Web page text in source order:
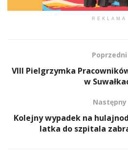
REKLAMA
Poprzedni
VIII Pielgrzymka
w
Następny
Kolejny wypadek na
latka do szpitala